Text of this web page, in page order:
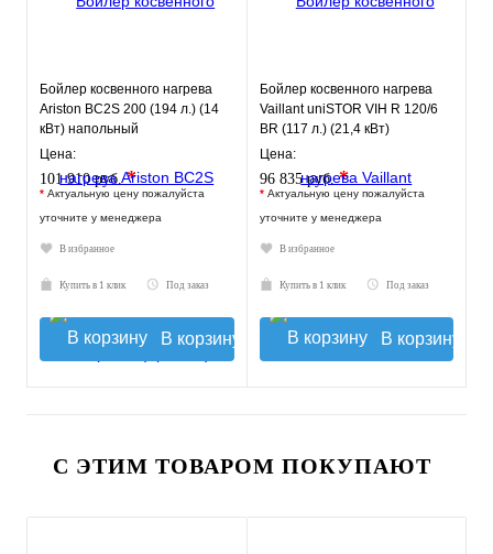
Бойлер косвенного нагрева
Ariston BC2S 200 (194 л.) (14
кВт) напольный
Цена:
101 910 руб.*
* Актуальную цену пожалуйста
уточните у менеджера
В избранное
Купить в 1 клик Под заказ
В корзину
Бойлер косвенного нагрева
Vaillant uniSTOR VIH R 120/6
ВR (117 л.) (21,4 кВт)
напольный
Цена:
96 835 руб.*
* Актуальную цену пожалуйста
уточните у менеджера
В избранное
Купить в 1 клик Под заказ
В корзину
С ЭТИМ ТОВАРОМ ПОКУПАЮТ